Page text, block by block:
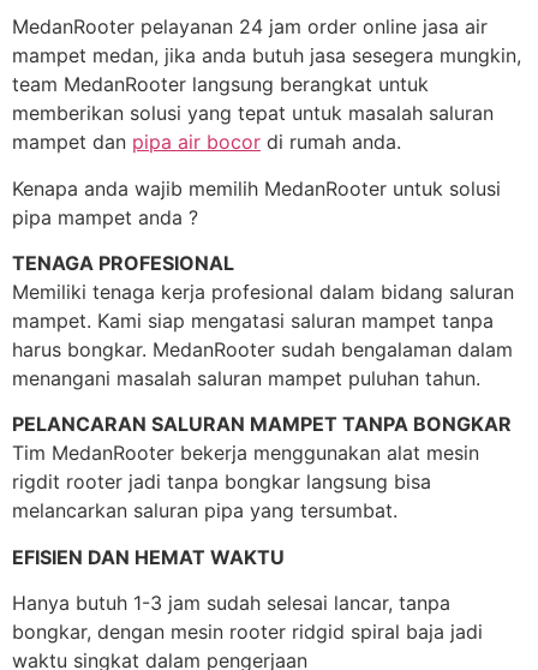
MedanRooter pelayanan 24 jam order online jasa air
mampet medan, jika anda butuh jasa sesegera mungkin,
team MedanRooter langsung berangkat untuk
memberikan solusi yang tepat untuk masalah saluran
mampet dan pipa air bocor di rumah anda.
Kenapa anda wajib memilih MedanRooter untuk solusi
pipa mampet anda ?
TENAGA PROFESIONAL
Memiliki tenaga kerja profesional dalam bidang saluran
mampet. Kami siap mengatasi saluran mampet tanpa
harus bongkar. MedanRooter sudah bengalaman dalam
menangani masalah saluran mampet puluhan tahun.
PELANCARAN SALURAN MAMPET TANPA BONGKAR
Tim MedanRooter bekerja menggunakan alat mesin
rigdit rooter jadi tanpa bongkar langsung bisa
melancarkan saluran pipa yang tersumbat.
EFISIEN DAN HEMAT WAKTU
Hanya butuh 1-3 jam sudah selesai lancar, tanpa
bongkar, dengan mesin rooter ridgid spiral baja jadi
waktu singkat dalam pengerjaan